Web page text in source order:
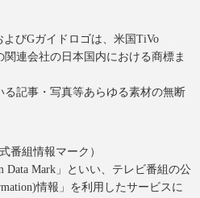
びGガイドロゴは、米国TiVo
連会社の日本国内における商標ま
記事・写真等あらゆる素材の無断
番組情報マーク）
Data Mark」といい、テレビ番組の公
情報」を利用したサービスに